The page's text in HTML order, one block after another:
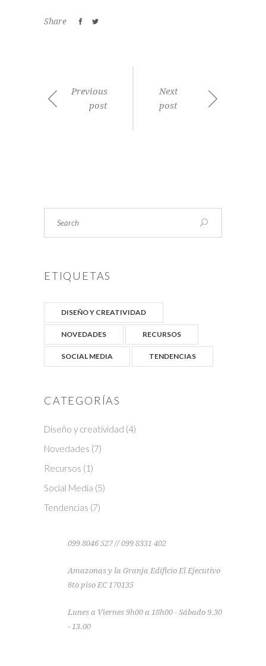
Share
Previous
post
Next
post
ETIQUETAS
DISEÑO Y CREATIVIDAD
NOVEDADES RECURSOS
SOCIAL MEDIA TENDENCIAS
CATEGORÍAS
Diseño y creatividad (4)
Novedades (7)
Recursos (1)
Social Media (5)
Tendencias (7)
099 8046 527 // 099 8331 402
Amazonas y la Granja Edificio El Ejecutivo
6to piso EC 170135
Lunes a Viernes 9h00 a 18h00 - Sábado 9.30
- 13.00